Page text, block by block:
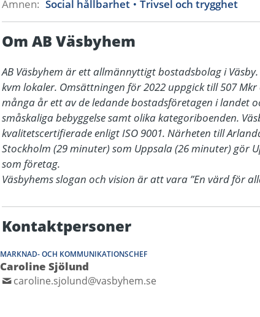
Ämnen: Social hållbarhet Trivsel och trygghet
Om AB Väsbyhem
AB Väsbyhem är ett allmännyttigt bostadsbolag i
kvm lokaler. Omsättningen för 2022 uppgick till 507
många år ett av de ledande bostadsföretagen i landet
småskaliga bebyggelse samt olika kategoriboenden.
kvalitetscertifierade enligt ISO 9001. Närheten till
Stockholm (29 minuter) som Uppsala (26 minuter) gör
som företag.
Väsbyhems slogan och vision är att vara ”En värd för
Kontaktpersoner
MARKNAD- OCH KOMMUNIKATIONSCHEF
Caroline Sjölund
caroline.sjolund@vasbyhem.se